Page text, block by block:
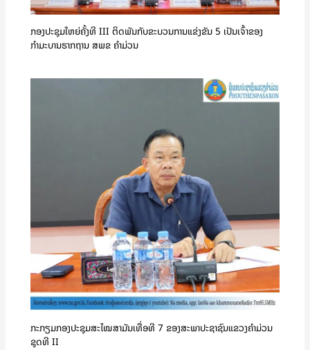
ກອງປະຊຸມໃຫຍ່ຄັ້ງທີ III ຕິດພັນກັບຂະບວນການແຂ່ງຂັນ 5 ເປັນເຈົ້າຂອງ
ກຳມະບານຮາກຖານ ສພຂ ຄໍາມ່ວນ
ກະກຽມກອງປະຊຸມສະໄໝສາມັນເທື່ອທີ 7 ຂອງສະພາປະຊາຊົນແຂວງຄໍາມ່ວນ
ຊຸດທີ II